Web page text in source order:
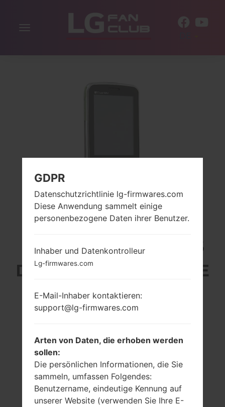
Navigation
LG S367 (LGS367) AUS
DER LG OTHERS-SERIE
2.4 in
240 x 320 Pixel (167
ppi)
-
GDPR
Datenschutzrichtlinie lg-firmwares.com
Diese Anwendung sammelt einige
personenbezogene Daten ihrer Benutzer.
Inhaber und Datenkontrolleur
Lg-firmwares.com
E-Mail-Inhaber kontaktieren:
support@lg-firmwares.com
Arten von Daten, die erhoben werden
sollen:
Die persönlichen Informationen, die Sie
sammeln, umfassen Folgendes:
Benutzername, eindeutige Kennung auf
unserer Website (verwenden Sie Ihre E-